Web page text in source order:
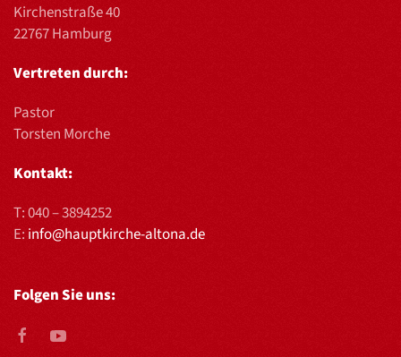
Kirchenstraße 40
22767 Hamburg
Vertreten durch:
Pastor
Torsten Morche
Kontakt:
T:040 – 3894252
E: info@hauptkirche-altona.de
Folgen Sie uns: